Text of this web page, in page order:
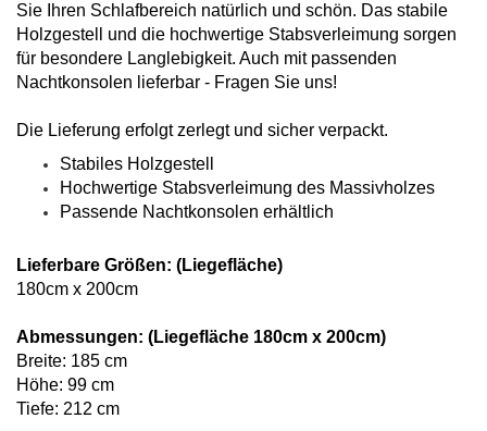
Sie Ihren Schlafbereich natürlich und schön. Das stabile
Holzgestell und die hochwertige Stabsverleimung sorgen
für besondere Langlebigkeit. Auch mit passenden
Nachtkonsolen lieferbar - Fragen Sie uns!
Die Lieferung erfolgt zerlegt und sicher verpackt.
Stabiles Holzgestell
Hochwertige Stabsverleimung des Massivholzes
Passende Nachtkonsolen erhältlich
Lieferbare Größen: (Liegefläche)
180cm x 200cm
Abmessungen: (Liegefläche 180cm x 200cm)
Breite: 185 cm
Höhe: 99 cm
Tiefe: 212 cm